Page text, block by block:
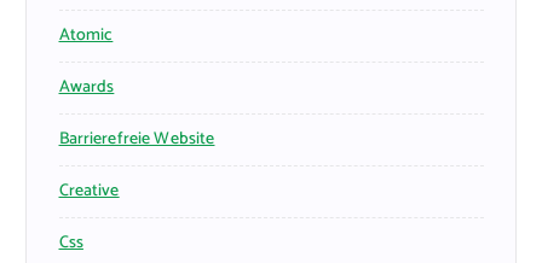
Atomic
Awards
Barrierefreie Website
Creative
Css